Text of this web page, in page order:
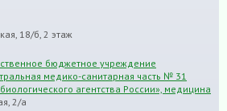
18/б, 2 этаж
бюджетное учреждение
медико-санитарная часть № 31
агентства России», медицина
2/а